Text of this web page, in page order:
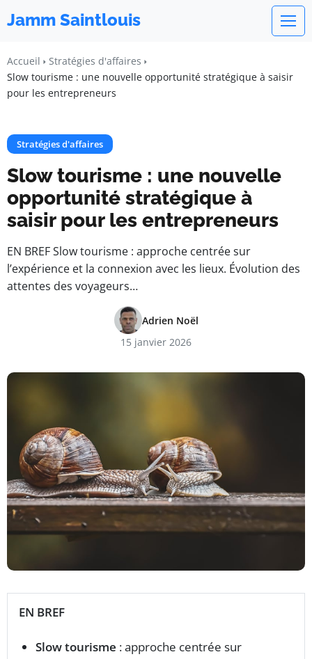
Jamm Saintlouis
Accueil
Stratégies d'affaires
Slow tourisme : une nouvelle opportunité stratégique à saisir
pour les entrepreneurs
Stratégies d'affaires
Slow tourisme : une nouvelle
opportunité stratégique à
saisir pour les entrepreneurs
EN BREF Slow tourisme : approche centrée sur
l’expérience et la connexion avec les lieux. Évolution des
attentes des voyageurs…
Adrien Noël
15 janvier 2026
EN BREF
Slow tourisme : approche centrée sur